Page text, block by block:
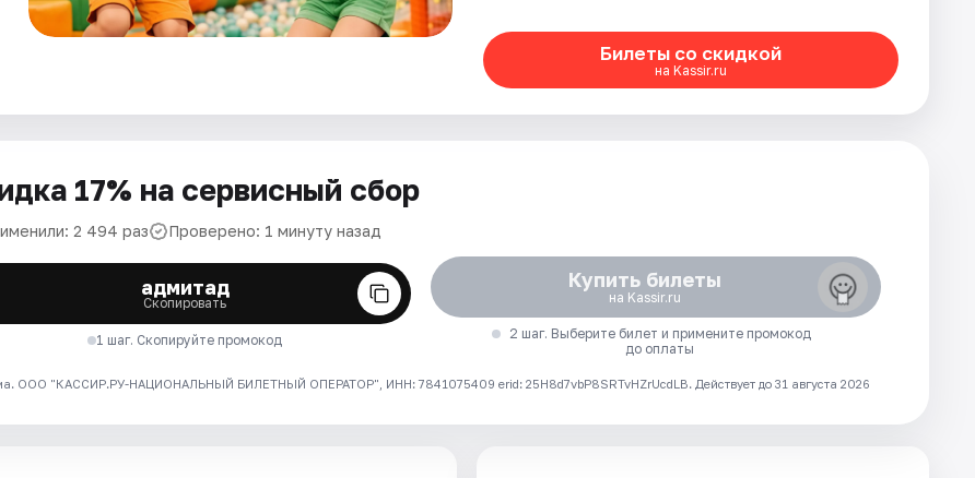
Билеты со скидкой
на Kassir.ru
17% на сервисный сбор
2 494 раз Проверено: 1 минуту назад
адмитад
Скопировать
1 шаг. Скопируйте промокод
Купить билеты
на Kassir.ru
2 шаг. Выберите билет и примените промокод
до оплаты
ООО "КАССИР.РУ-НАЦИОНАЛЬНЫЙ БИЛЕТНЫЙ ОПЕРАТОР", ИНН: 7841075409 erid: 25H8d7vbP8SRTvHZrUcdLB. Действует до 31 августа 2026